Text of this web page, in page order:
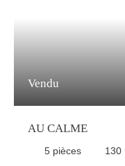
Vendu
AU CALME
5 pièces 130